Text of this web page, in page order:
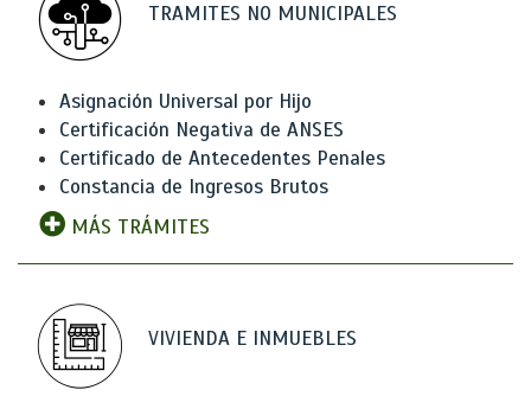
TRAMITES NO MUNICIPALES
Asignación Universal por Hijo
Certificación Negativa de ANSES
Certificado de Antecedentes Penales
Constancia de Ingresos Brutos
MÁS TRÁMITES
VIVIENDA E INMUEBLES